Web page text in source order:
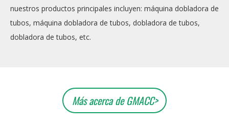
nuestros productos principales incluyen: máquina dobladora de
tubos, máquina dobladora de tubos, dobladora de tubos,
dobladora de tubos, etc.
Más acerca de GMACC>